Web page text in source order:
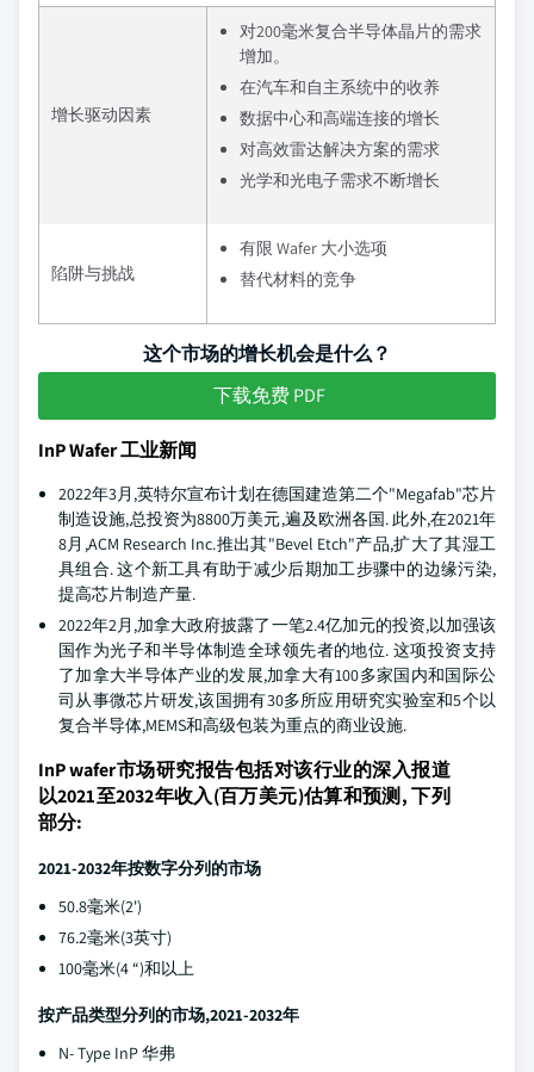
增长驱动因素
对200毫米复合半导体晶片的需求
增加。
在汽车和自主系统中的收养
数据中心和高端连接的增长
对高效雷达解决方案的需求
光学和光电子需求不断增长
陷阱与挑战
有限 Wafer 大小选项
替代材料的竞争
这个市场的增长机会是什么？
下载免费 PDF
InP Wafer 工业新闻
2022年3月,英特尔宣布计划在德国建造第二个"Megafab"芯片
制造设施,总投资为8800万美元,遍及欧洲各国. 此外,在2021年
8月,ACM Research Inc.推出其"Bevel Etch"产品,扩大了其湿工
具组合. 这个新工具有助于减少后期加工步骤中的边缘污染,
提高芯片制造产量.
2022年2月,加拿大政府披露了一笔2.4亿加元的投资,以加强该
国作为光子和半导体制造全球领先者的地位. 这项投资支持
了加拿大半导体产业的发展,加拿大有100多家国内和国际公
司从事微芯片研发,该国拥有30多所应用研究实验室和5个以
复合半导体,MEMS和高级包装为重点的商业设施.
InP wafer市场研究报告包括对该行业的深入报道
以2021至2032年收入(百万美元)估算和预测, 下列
部分:
2021-2032年按数字分列的市场
50.8毫米(2')
76.2毫米(3英寸)
100毫米(4 “)和以上
按产品类型分列的市场,2021-2032年
N- Type InP 华弗